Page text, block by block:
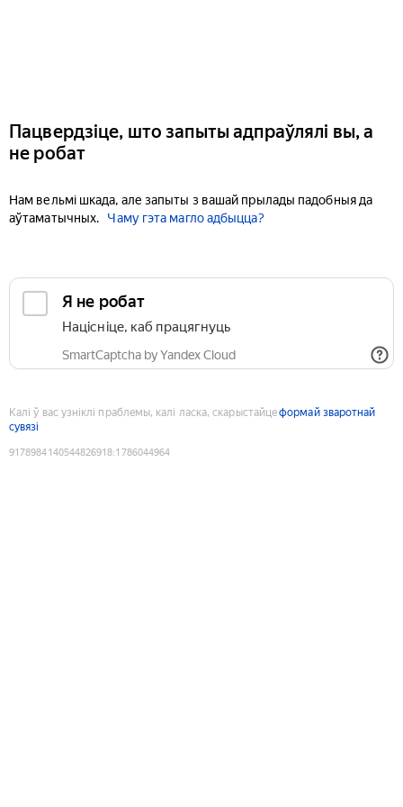
Пацвердзіце, што запыты адпраўлялі вы, а
не робат
Нам вельмі шкада, але запыты з вашай прылады падобныя да
аўтаматычных.
Чаму гэта магло адбыцца?
Я не робат
Націсніце, каб працягнуць
SmartCaptcha by Yandex Cloud
Калі ў вас узніклі праблемы, калі ласка, скарыстайцеформай зваротнай
сувязі
9178984140544826918:1786044964